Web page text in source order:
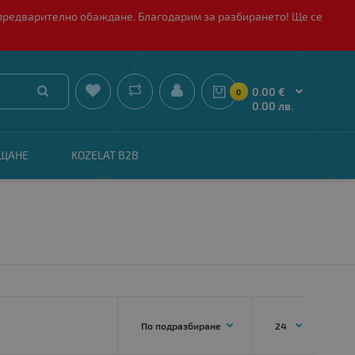
обаждане. Благодарим за разбирането! Ще се
 0

0.00 €
0.00 лв.
KOZELAT B2B